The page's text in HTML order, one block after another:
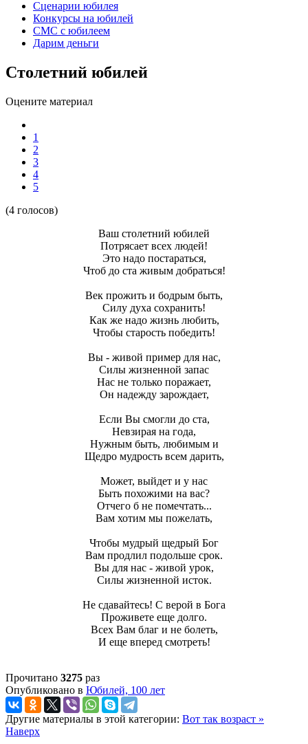
Сценарии юбилея
Конкурсы на юбилей
СМС с юбилеем
Дарим деньги
Cтолетний юбилей
Оцените материал
1
2
3
4
5
(4 голосов)
Ваш столетний юбилей
Потрясает всех людей!
Это надо постараться,
Чтоб до ста живым добраться!
Век прожить и бодрым быть,
Силу духа сохранить!
Как же надо жизнь любить,
Чтобы старость победить!
Вы - живой пример для нас,
Силы жизненной запас
Нас не только поражает,
Он надежду зарождает,
Если Вы смогли до ста,
Невзирая на года,
Нужным быть, любимым и
Щедро мудрость всем дарить,
Может, выйдет и у нас
Быть похожими на вас?
Отчего б не помечтать...
Вам хотим мы пожелать,
Чтобы мудрый щедрый Бог
Вам продлил подольше срок.
Вы для нас - живой урок,
Силы жизненной исток.
Не сдавайтесь! С верой в Бога
Проживете еще долго.
Всех Вам благ и не болеть,
И еще вперед смотреть!
Прочитано 3275 раз
Опубликовано в Юбилей, 100 лет
Другие материалы в этой категории: Вот так возраст »
Наверх